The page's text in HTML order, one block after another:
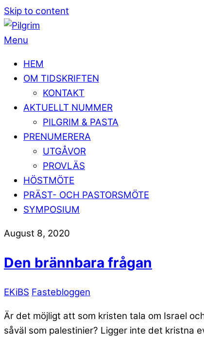
Skip to content
Menu
HEM
OM TIDSKRIFTEN
KONTAKT
AKTUELLT NUMMER
PILGRIM & PASTA
PRENUMERERA
UTGÅVOR
PROVLÄS
HÖSTMÖTE
PRÄST- OCH PASTORSMÖTE
SYMPOSIUM
August 8, 2020
Den brännbara frågan
EKiBS Fastebloggen
Är det möjligt att som kristen tala om Israel
såväl som palestinier? Ligger inte det kristna